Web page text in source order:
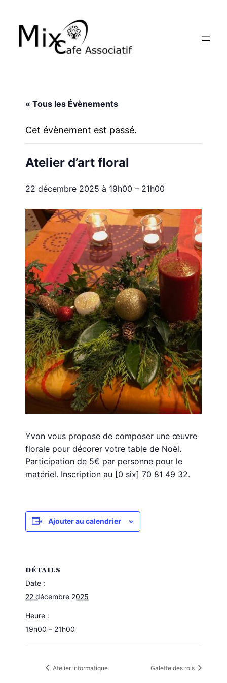
« Tous les Évènements
Cet évènement est passé.
Atelier d’art floral
22 décembre 2025 à 19h00 – 21h00
Yvon vous propose de composer une œuvre
florale pour décorer votre table de Noël.
Participation de 5€ par personne pour le
matériel. Inscription au [0 six] 70 81 49 32‬.
Ajouter au calendrier
DÉTAILS
Date :
22 décembre 2025
Heure :
19h00 – 21h00
Atelier informatique Galette des rois